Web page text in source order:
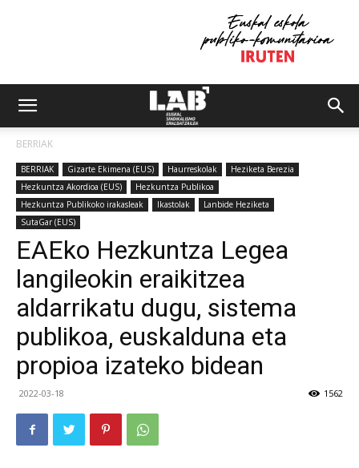
BERRIAK
BERRIAK Gizarte Ekimena (EUS) Haurreskolak
Heziketa Berezia
Hezkuntza Akordioa (EUS)
Hezkuntza Publikoa
Hezkuntza Publikoko irakasleak
Ikastolak
Lanbide Heziketa
SutaGar (EUS)
EAEko Hezkuntza Legea
langileokin eraikitzea
aldarrikatu dugu, sistema
publikoa, euskalduna eta
propioa izateko bidean
2022-03-18 1562